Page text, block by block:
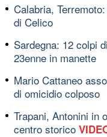
Calabria,
di Celico
Sardegna: 12 colpi
23enne in manette
Mario Cattaneo
di omicidio colposo
Trapani, Antonini in
centro storico